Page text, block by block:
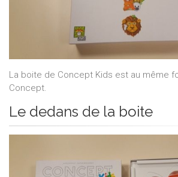
La boite de Concept Kids est au même
Concept.
Le dedans de la boite